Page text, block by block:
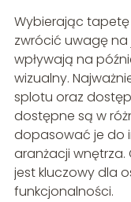
Wybierając tapetę
zwrócić uwagę na
wpływają na
wizualny.
splotu oraz
dostępne są w
dopasować je do
aranżacji
jest kluczowy dla
funkcjonalności.